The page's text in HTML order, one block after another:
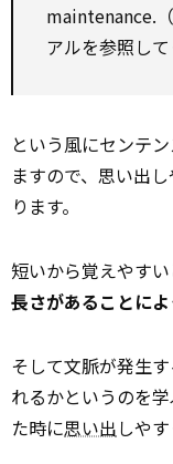
maintenance.
アルを参照して
という風にセンテン
ますので、思い出
ります。
短いから覚えやすい
長さがあることに
そして文脈が発生
れるかというのを
た時に思い出しや